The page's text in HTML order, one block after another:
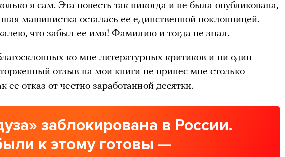
я сам. Эта повесть так никогда и не была опубликована,
машинистка осталась ее единственной поклонницей.
что забыл ее имя! Фамилию и тогда не знал.
ко мне литературных критиков и ни один
отзыв на мои книги не принес мне столько
ее отказ от честно заработанной десятки.
заблокирована в России.
к этому готовы —